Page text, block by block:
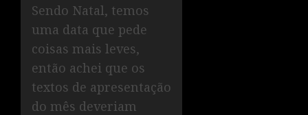
Sendo Natal, temos
uma data que pede
coisas mais leves,
então achei que os
textos de apresentação
do mês deveriam